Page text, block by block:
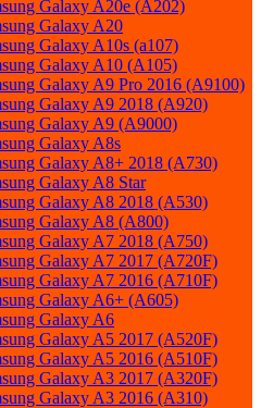
Galaxy A20e (A202)
Galaxy A20
Galaxy A10s (a107)
Galaxy A10 (A105)
Galaxy A9 Pro 2016 (A9100)
Galaxy A9 2018 (A920)
Galaxy A9 (A9000)
Galaxy A8s
Galaxy A8+ 2018 (A730)
Galaxy A8 Star
Galaxy A8 2018 (A530)
Galaxy A8 (A800)
Galaxy A7 2018 (A750)
Galaxy A7 2017 (A720F)
Galaxy A7 2016 (A710F)
Galaxy A6+ (A605)
Galaxy A6
Galaxy A5 2017 (A520F)
Galaxy A5 2016 (A510F)
Galaxy A3 2017 (A320F)
Galaxy A3 2016 (A310)